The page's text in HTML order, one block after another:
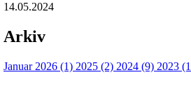
14.05.2024
Arkiv
Januar 2026 (1) 2025 (2) 2024 (9) 2023